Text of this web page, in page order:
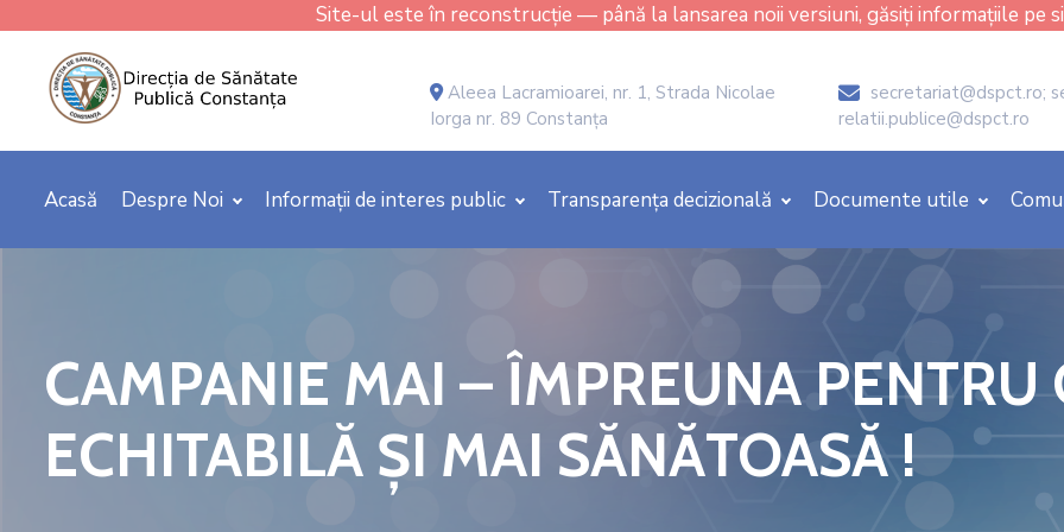
Site-ul este în reconstrucție — până la lansarea noii versiuni, găsiți informațiile pe
Aleea Lacramioarei, nr. 1, Strada Nicolae
Iorga nr. 89 Constanța
icon
secretariat@dspct.ro;
relatii.publice@dspct.ro
Acasă Despre Noi Informații de interes public Transparența decizională Documente utile
CAMPANIE MAI – ÎMPREUNA PENTRU
ECHITABILĂ ȘI MAI SĂNĂTOASĂ !